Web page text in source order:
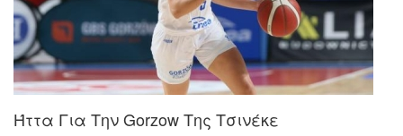
Ήττα Για Την Gorzow Της Τσινέκε